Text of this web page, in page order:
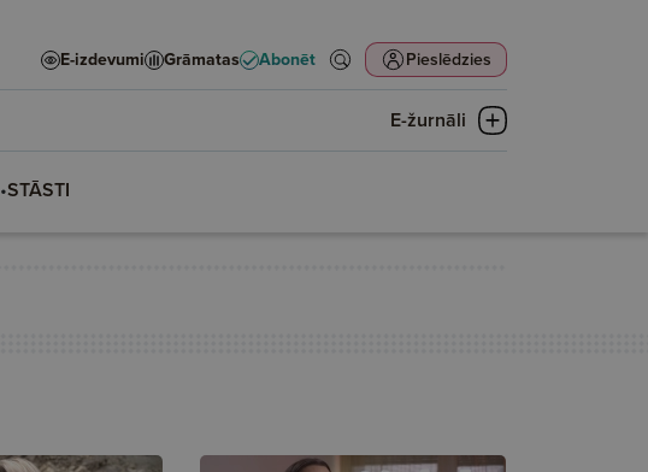
E-izdevumi Grāmatas Abonēt Pieslēdzies
E-žurnāli
•STĀSTI